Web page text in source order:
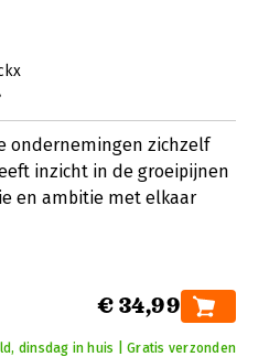
ondernemingen zichzelf
inzicht in de groeipijnen
en ambitie met elkaar
€ 34,99
dinsdag in huis | Gratis verzonden